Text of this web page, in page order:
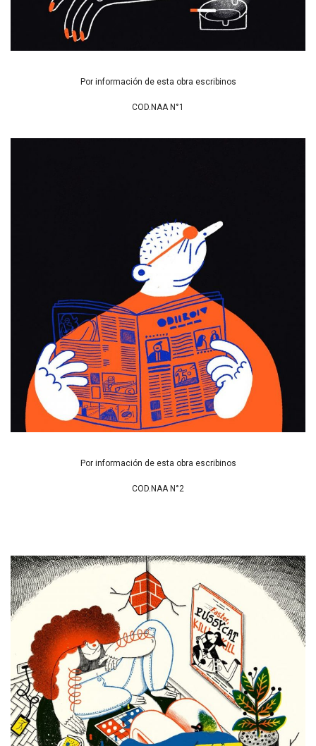
Por información de esta obra escribinos
COD.NAA N°1
Por información de esta obra escribinos
COD.NAA N°2